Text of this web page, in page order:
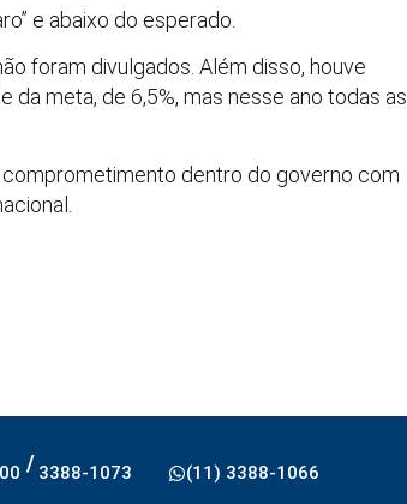
e abaixo do esperado.
foram divulgados. Além disso, houve
da meta, de 6,5%, mas nesse ano todas as
dentro do governo com
/ 3388-1073 (11) 3388-1066